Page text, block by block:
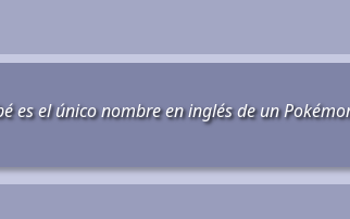
es el único nombre en inglés de un